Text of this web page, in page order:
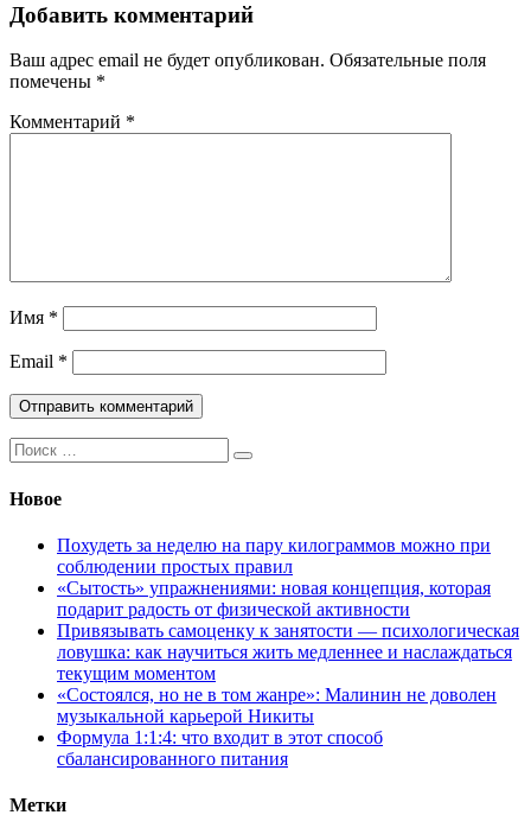
Добавить комментарий
Ваш адрес email не будет опубликован. Обязательные поля
помечены *
Комментарий *
Имя *
Email *
Поиск:
Новое
Похудеть за неделю на пару килограммов можно при
соблюдении простых правил
«Сытость» упражнениями: новая концепция, которая
подарит радость от физической активности
Привязывать самоценку к занятости — психологическая
ловушка: как научиться жить медленнее и наслаждаться
текущим моментом
«Состоялся, но не в том жанре»: Малинин не доволен
музыкальной карьерой Никиты
Формула 1:1:4: что входит в этот способ
сбалансированного питания
Метки